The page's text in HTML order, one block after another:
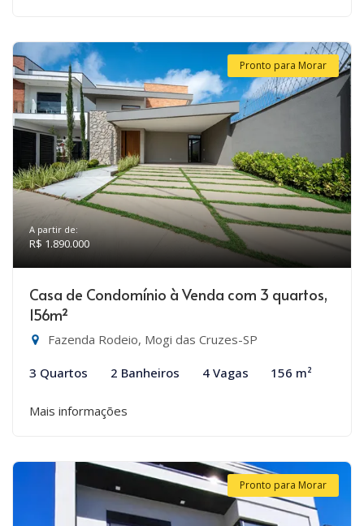
Pronto para Morar
A partir de:
R$ 1.890.000
Casa de Condomínio à Venda com 3 quartos,
156m²
Fazenda Rodeio, Mogi das Cruzes-SP
3 Quartos 2 Banheiros 4 Vagas 156 m²
Mais informações
Pronto para Morar